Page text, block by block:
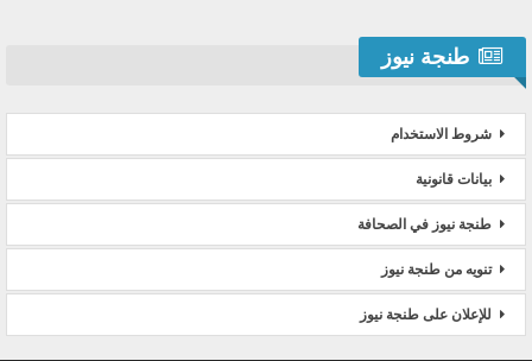
طنجة نيوز
شروط الاستخدام
بيانات قانونية
طنجة نيوز في الصحافة
تنويه من طنجة نيوز
للإعلان على طنجة نيوز